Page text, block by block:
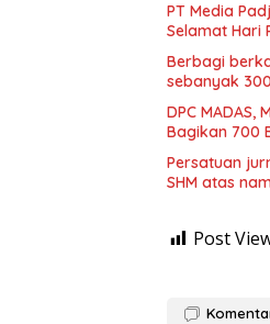
PT Media
Selamat Hari
Berbagi
sebanyak
DPC MADAS,
Bagikan 700
Persatuan
SHM atas
Post